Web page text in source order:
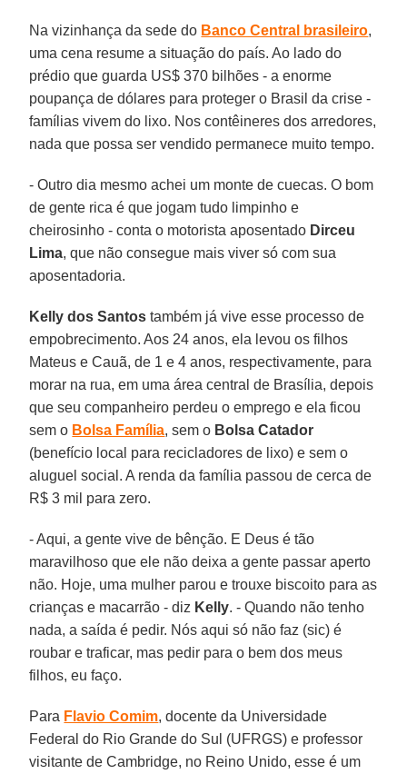
Na vizinhança da sede do Banco Central brasileiro,
uma cena resume a situação do país. Ao lado do
prédio que guarda US$ 370 bilhões - a enorme
poupança de dólares para proteger o Brasil da crise -
famílias vivem do lixo. Nos contêineres dos arredores,
nada que possa ser vendido permanece muito tempo.
- Outro dia mesmo achei um monte de cuecas. O bom
de gente rica é que jogam tudo limpinho e
cheirosinho - conta o motorista aposentado Dirceu
Lima, que não consegue mais viver só com sua
aposentadoria.
Kelly dos Santos também já vive esse processo de
empobrecimento. Aos 24 anos, ela levou os filhos
Mateus e Cauã, de 1 e 4 anos, respectivamente, para
morar na rua, em uma área central de Brasília, depois
que seu companheiro perdeu o emprego e ela ficou
sem o Bolsa Família, sem o Bolsa Catador
(benefício local para recicladores de lixo) e sem o
aluguel social. A renda da família passou de cerca de
R$ 3 mil para zero.
- Aqui, a gente vive de bênção. E Deus é tão
maravilhoso que ele não deixa a gente passar aperto
não. Hoje, uma mulher parou e trouxe biscoito para as
crianças e macarrão - diz Kelly. - Quando não tenho
nada, a saída é pedir. Nós aqui só não faz (sic) é
roubar e traficar, mas pedir para o bem dos meus
filhos, eu faço.
Para Flavio Comim, docente da Universidade
Federal do Rio Grande do Sul (UFRGS) e professor
visitante de Cambridge, no Reino Unido, esse é um